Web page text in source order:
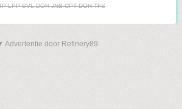
LPP SVL DOH JNB CPT DOH TFS
Advertentie door Refinery89